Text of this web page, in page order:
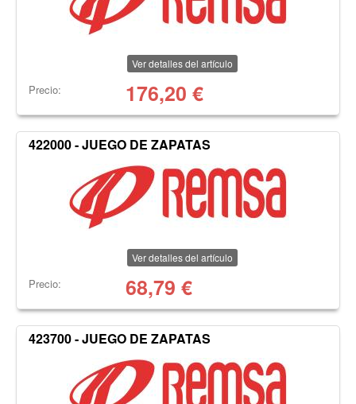
Ver detalles del artículo
Precio: 176,20 €
422000 - JUEGO DE ZAPATAS
Ver detalles del artículo
Precio: 68,79 €
423700 - JUEGO DE ZAPATAS